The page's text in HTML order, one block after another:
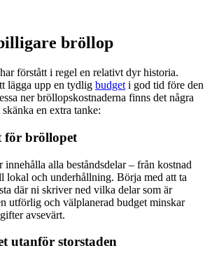
bröllop
förstått i regel en relativt dyr historia.
lägga upp en tydlig budget i god tid före den
ner bröllopskostnaderna finns det några
en extra tanke:
för bröllopet
alla beståndsdelar – från kostnad
lokal och underhållning. Börja med att ta
där ni skriver ned vilka delar som är
utförlig och välplanerad budget minskar
avsevärt.
utanför storstaden